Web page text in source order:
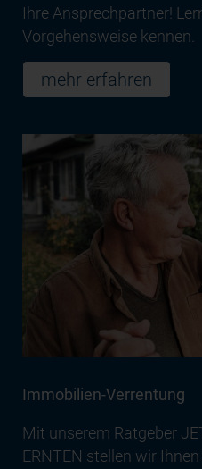
Ihre Ansprechpartner!
Vorgehensweise kennen.
mehr erfahren
Immobilien-Verrentung
Mit unserem Ratgeber
ERNTEN stellen wir